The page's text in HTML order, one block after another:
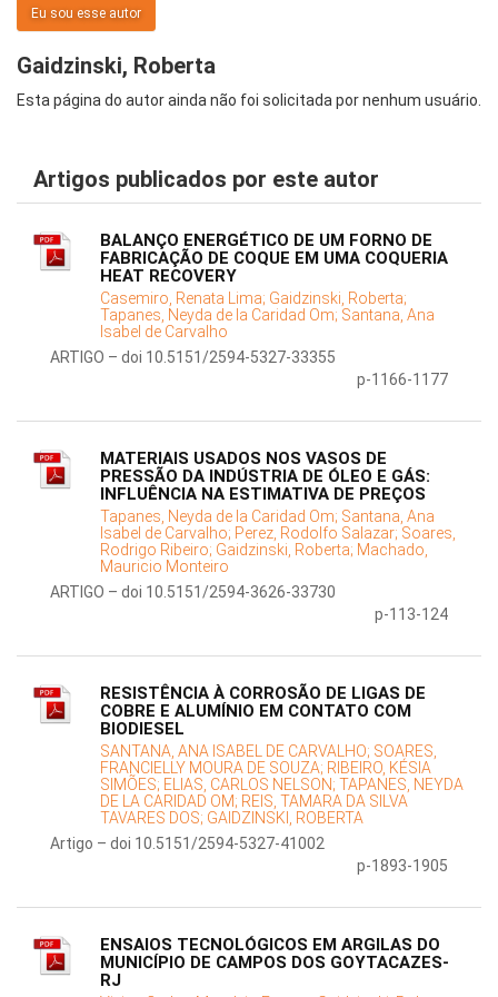
Eu sou esse autor
Gaidzinski, Roberta
Esta página do autor ainda não foi solicitada por nenhum usuário.
Artigos publicados por este autor
BALANÇO ENERGÉTICO DE UM FORNO DE
FABRICAÇÃO DE COQUE EM UMA COQUERIA
HEAT RECOVERY
Casemiro, Renata Lima; Gaidzinski, Roberta;
Tapanes, Neyda de la Caridad Om; Santana, Ana
Isabel de Carvalho
ARTIGO – doi 10.5151/2594-5327-33355
p-1166-1177
MATERIAIS USADOS NOS VASOS DE
PRESSÃO DA INDÚSTRIA DE ÓLEO E GÁS:
INFLUÊNCIA NA ESTIMATIVA DE PREÇOS
Tapanes, Neyda de la Caridad Om; Santana, Ana
Isabel de Carvalho; Perez, Rodolfo Salazar; Soares,
Rodrigo Ribeiro; Gaidzinski, Roberta; Machado,
Mauricio Monteiro
ARTIGO – doi 10.5151/2594-3626-33730
p-113-124
RESISTÊNCIA À CORROSÃO DE LIGAS DE
COBRE E ALUMÍNIO EM CONTATO COM
BIODIESEL
SANTANA, ANA ISABEL DE CARVALHO; SOARES,
FRANCIELLY MOURA DE SOUZA; RIBEIRO, KÉSIA
SIMÕES; ELIAS, CARLOS NELSON; TAPANES, NEYDA
DE LA CARIDAD OM; REIS, TAMARA DA SILVA
TAVARES DOS; GAIDZINSKI, ROBERTA
Artigo – doi 10.5151/2594-5327-41002
p-1893-1905
ENSAIOS TECNOLÓGICOS EM ARGILAS DO
MUNICÍPIO DE CAMPOS DOS GOYTACAZES-
RJ